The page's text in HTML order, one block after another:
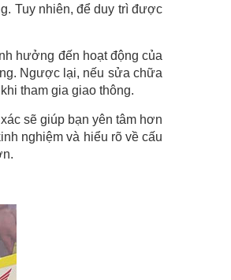
Tuy nhiên, để duy trì được
hưởng đến hoạt động của
Ngược lại, nếu sửa chữa
tham gia giao thông.
sẽ giúp bạn yên tâm hơn
nghiệm và hiểu rõ về cấu